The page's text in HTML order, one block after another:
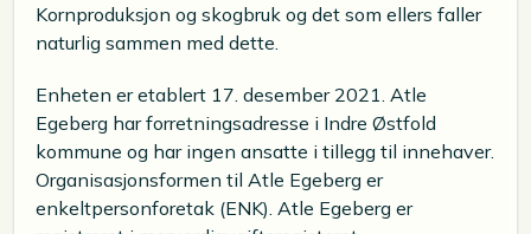
Kornproduksjon og skogbruk og det som ellers faller
naturlig sammen med dette.
Enheten er etablert 17. desember 2021. Atle
Egeberg har forretningsadresse i Indre Østfold
kommune og har ingen ansatte i tillegg til innehaver.
Organisasjonsformen til Atle Egeberg er
enkeltpersonforetak (ENK). Atle Egeberg er